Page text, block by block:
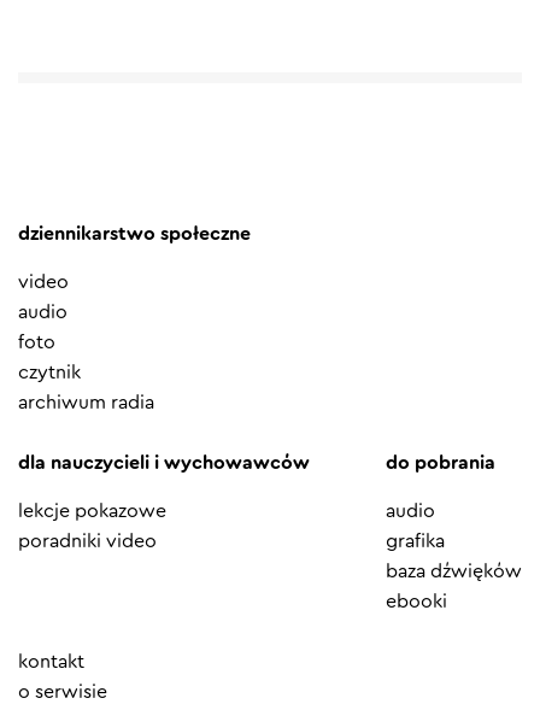
dziennikarstwo społeczne
video
audio
foto
czytnik
archiwum radia
dla nauczycieli i wychowawców
lekcje pokazowe
poradniki video
do pobrania
audio
grafika
baza dźwięków
ebooki
Element
menu
kontakt
o serwisie